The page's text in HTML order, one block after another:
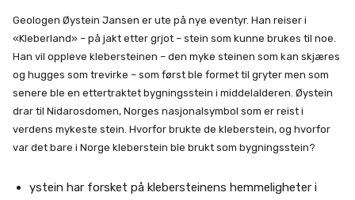
Geologen Øystein Jansen er ute på nye eventyr. Han reiser i
«Kleberland» – på jakt etter grjot – stein som kunne brukes til noe.
Han vil oppleve klebersteinen – den myke steinen som kan skjæres
og hugges som trevirke – som først ble formet til gryter men som
senere ble en ettertraktet bygningsstein i middelalderen. Øystein
drar til Nidarosdomen, Norges nasjonalsymbol som er reist i
verdens mykeste stein. Hvorfor brukte de kleberstein, og hvorfor
var det bare i Norge kleberstein ble brukt som bygningsstein?
ystein har forsket på klebersteinens hemmeligheter i